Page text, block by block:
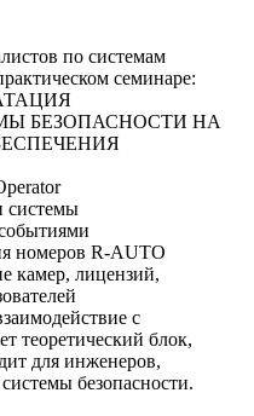
по системам
семинаре:
БЕЗОПАСНОСТИ НА
системы
номеров R-AUTO
камер, лицензий,
с
теоретический блок,
для инженеров,
безопасности.